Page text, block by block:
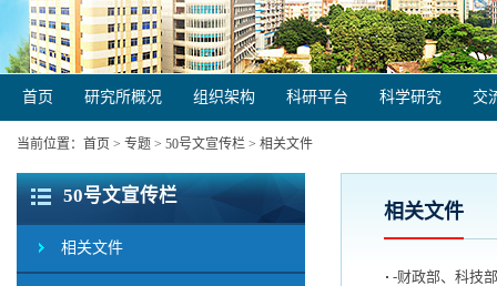
首页 研究所概况 组织架构 科研平台 科学研究 交
当前位置： 首页 > 专题 > 50号文宣传栏 > 相关文件
50号文宣传栏
相关文件
相关文件
-财政部、科技